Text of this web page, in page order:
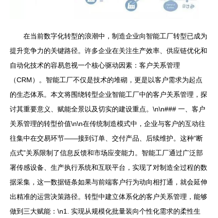
在当前数字化转型的浪潮中，制造企业向智能工厂转型已成为
提升竞争力的关键路径。许多企业在关注生产效率、供应链优化和
自动化技术的容易忽视一个核心驱动因素：客户关系管理
（CRM）。智能工厂不仅是技术的堆砌，更是以客户需求为起点
的生态体系。本文将围绕转型企业智能工厂中的客户关系管理，探
讨其重要意义、赋能全景以及切实的建设重点。\n\n### 一、客户
关系管理的转型价值\n\n在传统制造模式中，企业与客户的互动往
往集中在交易环节——接到订单、交付产品、后续维护。这种“断
点式”关系限制了信息反馈和市场应变能力。智能工厂通过广泛部
署传感设备、生产执行系统和互联平台，实现了对制造全过程的数
据采集，这一数据链条如果与前端客户行为动向相打通，就会延伸
出精准的运营决策路径。转型中建立体系化的客户关系管理，能够
做到三大赋能：\n1. 实现从规模化批量装向个性化需求的柔性生